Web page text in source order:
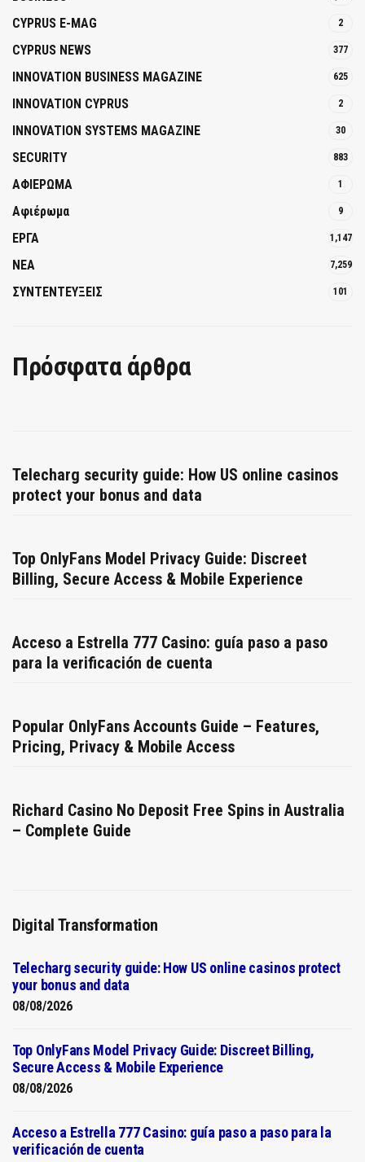
CYPRUS E-MAG 2
CYPRUS NEWS 377
INNOVATION BUSINESS MAGAZINE 625
INNOVATION CYPRUS 2
INNOVATION SYSTEMS MAGAZINE 30
SECURITY 883
ΑΦΙΕΡΩΜΑ 1
Αφιέρωμα 9
ΕΡΓΑ 1,147
ΝΕΑ 7,259
ΣΥΝΤΕΝΤΕΥΞΕΙΣ 101
Πρόσφατα άρθρα
Telecharg security guide: How US online casinos
protect your bonus and data
Top OnlyFans Model Privacy Guide: Discreet
Billing, Secure Access & Mobile Experience
Acceso a Estrella 777 Casino: guía paso a paso
para la verificación de cuenta
Popular OnlyFans Accounts Guide – Features,
Pricing, Privacy & Mobile Access
Richard Casino No Deposit Free Spins in Australia
– Complete Guide
Digital Transformation
Telecharg security guide: How US online casinos protect
your bonus and data
08/08/2026
Top OnlyFans Model Privacy Guide: Discreet Billing,
Secure Access & Mobile Experience
08/08/2026
Acceso a Estrella 777 Casino: guía paso a paso para la
verificación de cuenta